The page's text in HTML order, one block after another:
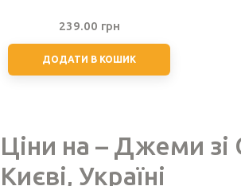
239.00 грн
ДОДАТИ В КОШИК
Ціни на – Джеми зі
Києві, Україні